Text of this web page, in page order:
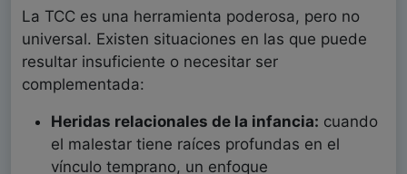
La TCC es una herramienta poderosa, pero no
universal. Existen situaciones en las que puede
resultar insuficiente o necesitar ser
complementada:
Heridas relacionales de la infancia: cuando
el malestar tiene raíces profundas en el
vínculo temprano, un enfoque